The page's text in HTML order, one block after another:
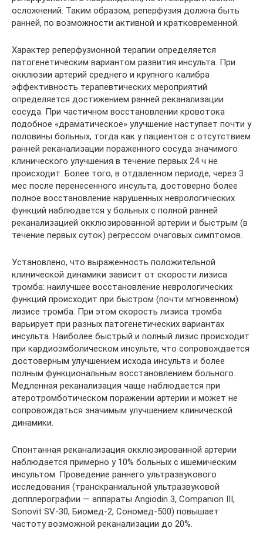
осложнений. Таким образом, реперфузия должна быть
ранней, по возможности активной и кратковременной.
Характер реперфузионной терапии определяется
патогенетическим вариантом развития инсульта. При
окклюзии артерий среднего и крупного калибра
эффективность терапевтических мероприятий
определяется достижением ранней реканализации
сосуда. При частичном восстановлении кровотока
подобное «драматическое» улучшение наступает почти у
половины больных, тогда как у пациентов с отсутствием
ранней реканализации пораженного сосуда значимого
клинического улучшения в течение первых 24 ч не
происходит. Более того, в отдаленном периоде, через 3
мес после перенесенного инсульта, достоверно более
полное восстановление нарушенных неврологических
функций наблюдается у больных с полной ранней
реканализацией окклюзированной артерии и быстрым (в
течение первых суток) регрессом очаговых симптомов.
Установлено, что выраженность положительной
клинической динамики зависит от скорости лизиса
тромба: наилучшее восстановление неврологических
функций происходит при быстром (почти мгновенном)
лизисе тромба. При этом скорость лизиса тромба
варьирует при разных патогенетических вариантах
инсульта. Наиболее быстрый и полный лизис происходит
при кардиоэмболическом инсульте, что сопровождается
достоверным улучшением исхода инсульта и более
полным функциональным восстановлением больного.
Медленная реканализация чаще наблюдается при
атеротромботическом поражении артерии и может не
сопровождаться значимым улучшением клинической
динамики.
Спонтанная реканализация окклюзированной артерии
наблюдается примерно у 10% больных с ишемическим
инсультом. Проведение раннего ультразвукового
исследования (транскраниальной ультразвуковой
допплерографии — аппараты Angiodin 3, Companion III,
Sonovit SV-30, Биомед-2, Сономед-500) повышает
частоту возможной реканализации до 20%.